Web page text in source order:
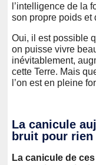
l’intelligence de la
son propre poids et
Oui, il est possible
on puisse vivre
inévitablement,
cette Terre. Mais
l’on est en pleine
La canicule
bruit pour rien
La canicule de